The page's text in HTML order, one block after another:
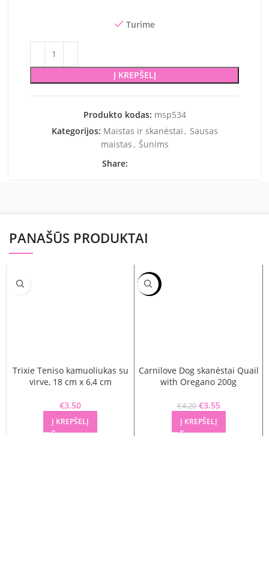
Turime
Į KREPŠELĮ
Produkto kodas: msp534
Kategorijos: Maistas ir skanėstai , Sausas
maistas , Šunims
Share:
PANAŠŪS PRODUKTAI
Trixie Teniso kamuoliukas su
virve, 18 cm x 6,4 cm
€3.50
Į KREPŠELĮ
-15%
Carnilove Dog skanėstai Quail
with Oregano 200g
€4.20
Original price
was: €4.20.
€3.55
Į KREPŠELĮ